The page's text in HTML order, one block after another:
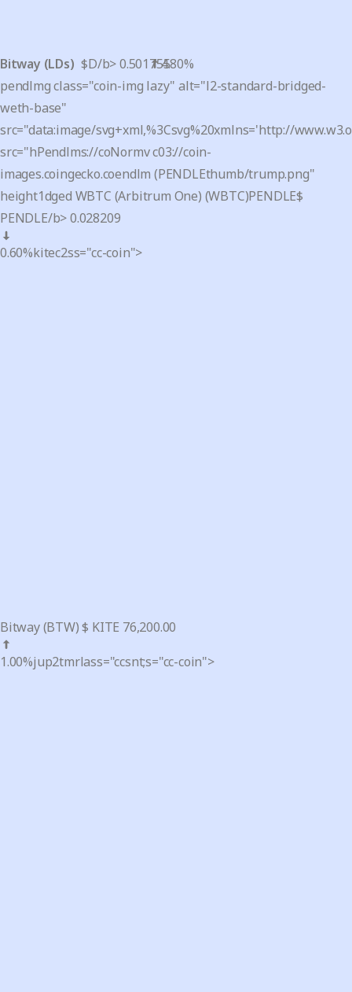
Bitway (LDs) $D/b>0.5017554.80%
pendlmg class="coin-img lazy" alt="l2-standard-bridged-
weth-base"
src="data:image/svg+xml,%3Csvg%20xmlns='http://
src="hPendlms://coNormv c03://coin-
images.coingecko.coendlm (PENDLEthumb/trump.png"
height1dged WBTC (Arbitrum One) (WBTC)PENDLE$
PENDLE/b>0.028209
0.60%kitec2ss="cc-coin">
Bitway (BTW)$ KITE 76,200.00
1.00%jup2tmrlass="ccsnt;s="cc-coin">